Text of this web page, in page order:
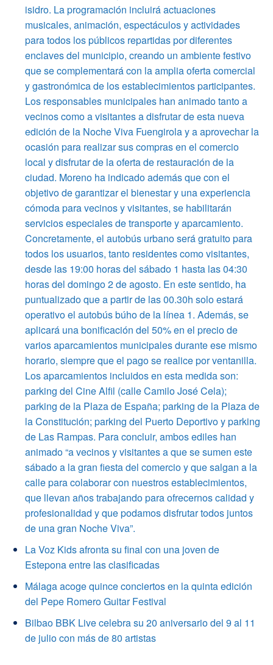
isidro. La programación incluirá actuaciones
musicales, animación, espectáculos y actividades
para todos los públicos repartidas por diferentes
enclaves del municipio, creando un ambiente festivo
que se complementará con la amplia oferta comercial
y gastronómica de los establecimientos participantes.
Los responsables municipales han animado tanto a
vecinos como a visitantes a disfrutar de esta nueva
edición de la Noche Viva Fuengirola y a aprovechar la
ocasión para realizar sus compras en el comercio
local y disfrutar de la oferta de restauración de la
ciudad. Moreno ha indicado además que con el
objetivo de garantizar el bienestar y una experiencia
cómoda para vecinos y visitantes, se habilitarán
servicios especiales de transporte y aparcamiento.
Concretamente, el autobús urbano será gratuito para
todos los usuarios, tanto residentes como visitantes,
desde las 19:00 horas del sábado 1 hasta las 04:30
horas del domingo 2 de agosto. En este sentido, ha
puntualizado que a partir de las 00.30h solo estará
operativo el autobús búho de la línea 1. Además, se
aplicará una bonificación del 50% en el precio de
varios aparcamientos municipales durante ese mismo
horario, siempre que el pago se realice por ventanilla.
Los aparcamientos incluidos en esta medida son:
parking del Cine Alfil (calle Camilo José Cela);
parking de la Plaza de España; parking de la Plaza de
la Constitución; parking del Puerto Deportivo y parking
de Las Rampas. Para concluir, ambos ediles han
animado “a vecinos y visitantes a que se sumen este
sábado a la gran fiesta del comercio y que salgan a la
calle para colaborar con nuestros establecimientos,
que llevan años trabajando para ofrecernos calidad y
profesionalidad y que podamos disfrutar todos juntos
de una gran Noche Viva”.
La Voz Kids afronta su final con una joven de
Estepona entre las clasificadas
Málaga acoge quince conciertos en la quinta edición
del Pepe Romero Guitar Festival
Bilbao BBK Live celebra su 20 aniversario del 9 al 11
de julio con más de 80 artistas